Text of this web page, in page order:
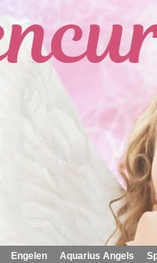
Engelen Aquarius Angels